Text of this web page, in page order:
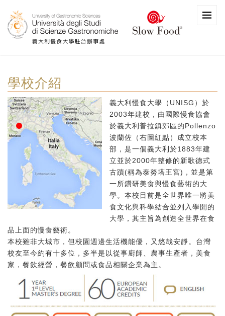
學校介紹
義大利慢食大學（UNISG）於
2003年建校，由國際慢食協會
於義大利普拉鎮郊區的Pollenzo
波蘭佐（右圖紅點）成立校本
部，是一個義大利於1883年建
立並於2000年整修的新歌德式
古蹟(稱為泰努塔王宮)，並是第
一所鑽研美食與慢食藝術的大
學。本校目前是全世界唯一將美
食文化與科學結合並列入學開的
大學，其主旨為創造全世界在食
品上面的慢食藝術。
本校雖非大城市，但校園週邊生活機能優，又悠哉安靜。台灣
校友至今約有十多位，多半是以從事廚師、農事生產者，美食
家，餐飲經營，餐飲顧問或食品相關企業為主。